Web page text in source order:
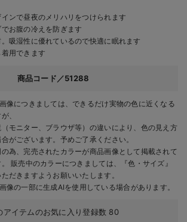
インで昼夜のメリハリをつけられます
お腹の冷えを防ぎます
。吸湿性に優れているので快適に眠れます
用できます
商品コード／51288
像につきましては、できるだけ実物の色に近くなる
、
モニター、ブラウザ等）の違いにより、色の見え方
がございます。予めご了承ください。
為、完売されたカラーが商品画像として掲載されて
販売中のカラーにつきましては、『色・サイズ』
だきますようお願いいたします。
像の一部に生成AIを使用している場合があります。
アイテムのお気に入り登録数 80